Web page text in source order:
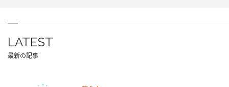
LATEST
最新の記事